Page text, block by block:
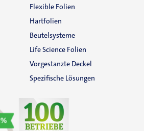
Flexible Folien
Hartfolien
Beutelsysteme
Life Science Folien
Vorgestanzte Deckel
Spezifische Lösungen